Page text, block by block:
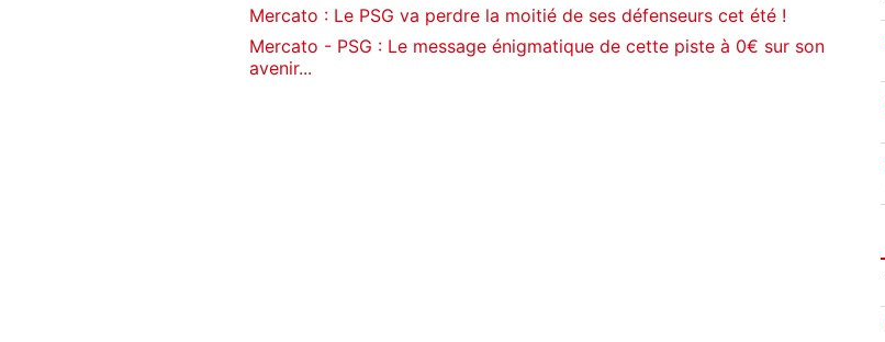
Mercato : Le PSG va perdre la moitié de ses défenseurs cet été !
Mercato - PSG : Le message énigmatique de cette piste à 0€ sur son
avenir...